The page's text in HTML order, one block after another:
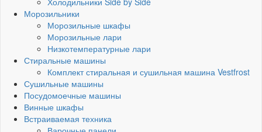
Морозильники
Морозильные шкафы
Морозильные лари
Низкотемпературные лари
Стиральные машины
Комплект стиральная и сушильная машина Vestfrost
Сушильные машины
Посудомоечные машины
Винные шкафы
Встраиваемая техника